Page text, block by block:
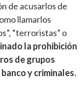
de acusarlos de
llamarlos
“terroristas” o
la prohibición
de grupos
y criminales.